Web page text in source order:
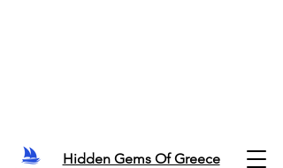
Hidden Gems Of Greece